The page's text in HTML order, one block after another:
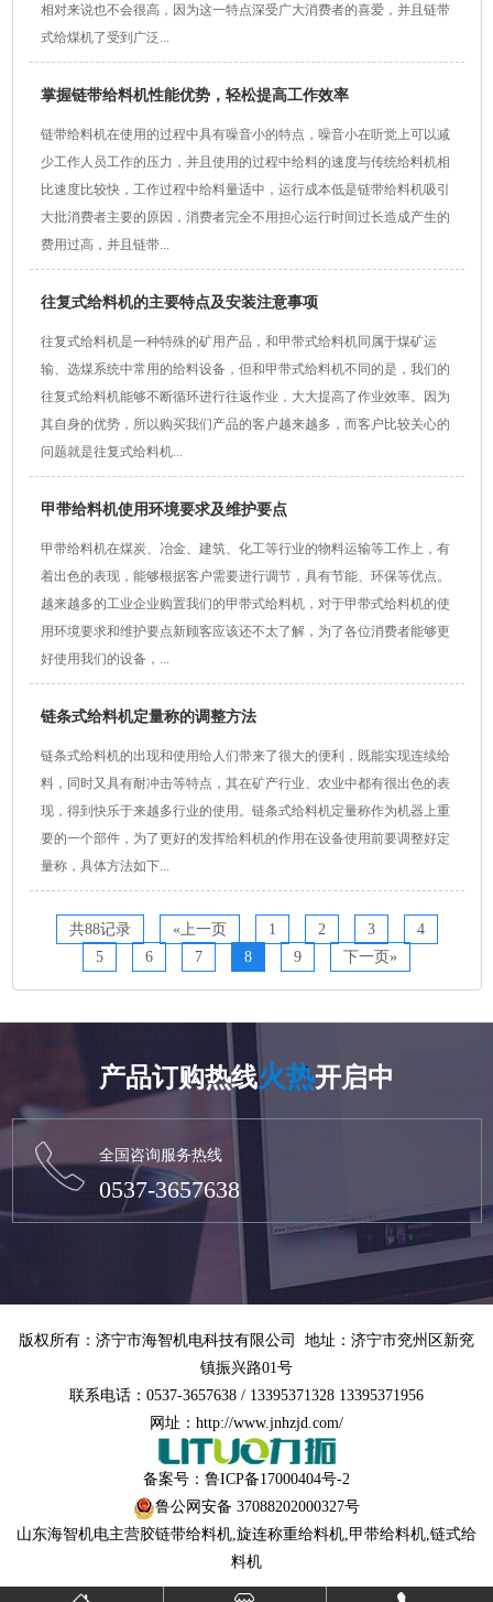
相对来说也不会很高，因为这一特点深受广大消费者的喜爱，并且链带
式给煤机了受到广泛...
掌握链带给料机性能优势，轻松提高工作效率
链带给料机在使用的过程中具有噪音小的特点，噪音小在听觉上可以减
少工作人员工作的压力，并且使用的过程中给料的速度与传统给料机相
比速度比较快，工作过程中给料量适中，运行成本低是链带给料机吸引
大批消费者主要的原因，消费者完全不用担心运行时间过长造成产生的
费用过高，并且链带...
往复式给料机的主要特点及安装注意事项
往复式给料机是一种特殊的矿用产品，和甲带式给料机同属于煤矿运
输、选煤系统中常用的给料设备，但和甲带式给料机不同的是，我们的
往复式给料机能够不断循环进行往返作业，大大提高了作业效率。因为
其自身的优势，所以购买我们产品的客户越来越多，而客户比较关心的
问题就是往复式给料机...
甲带给料机使用环境要求及维护要点
甲带给料机在煤炭、冶金、建筑、化工等行业的物料运输等工作上，有
着出色的表现，能够根据客户需要进行调节，具有节能、环保等优点。
越来越多的工业企业购置我们的甲带式给料机，对于甲带式给料机的使
用环境要求和维护要点新顾客应该还不太了解，为了各位消费者能够更
好使用我们的设备，...
链条式给料机定量称的调整方法
链条式给料机的出现和使用给人们带来了很大的便利，既能实现连续给
料，同时又具有耐冲击等特点，其在矿产行业、农业中都有很出色的表
现，得到快乐于来越多行业的使用。链条式给料机定量称作为机器上重
要的一个部件，为了更好的发挥给料机的作用在设备使用前要调整好定
量称，具体方法如下...
共88记录 «上一页 1 2 3
4
5
6 7 8 9 下一页»
产品订购热线火热开启中
全国咨询服务热线
0537-3657638
版权所有：济宁市海智机电科技有限公司 地址：济宁市兖州区新兖
镇振兴路01号
联系电话：0537-3657638 / 13395371328 13395371956
网址：http://www.jnhzjd.com/
备案号： 鲁ICP备17000404号-2
鲁公网安备 37088202000327号
山东海智机电主营胶链带给料机,旋连称重给料机,甲带给料机,链式给
料机